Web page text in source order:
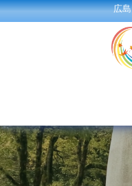
広